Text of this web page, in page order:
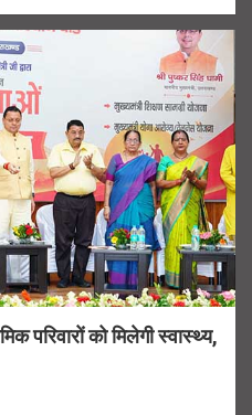
को मिलेगी स्वास्थ्य,